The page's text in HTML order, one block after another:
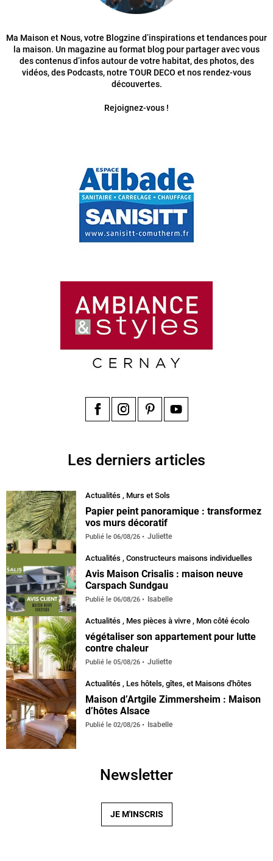
Ma Maison et Nous, votre Blogzine d’inspirations et tendances pour
la maison. Un magazine au format blog pour partager avec vous
des contenus d’infos autour de votre habitat, des photos, des
vidéos, des Podcasts, notre TOUR DECO et nos rendez-vous
découvertes.
Rejoignez-vous !
Les derniers articles
Actualités , Murs et Sols
Papier peint panoramique : transformez
vos murs décoratif
Publié le 06/08/26 Juliette
Actualités , Constructeurs maisons individuelles
Avis Maison Crisalis : maison neuve
Carspach Sundgau
Publié le 06/08/26 Isabelle
Actualités , Mes pièces à vivre , Mon côté écolo
végétaliser son appartement pour lutte
contre chaleur
Publié le 05/08/26 Juliette
Actualités , Les hôtels, gîtes, et Maisons d'hôtes
Maison d’Artgile Zimmersheim : Maison
d’hôtes Alsace
Publié le 02/08/26 Isabelle
Newsletter
JE M'INSCRIS